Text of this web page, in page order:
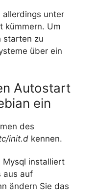
allerdings unter
kümmern. Um
starten zu
über ein
Autostart
ein
des
init.d kennen.
Mysql installiert
aus auf
ändern Sie das